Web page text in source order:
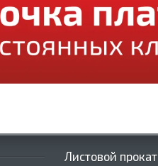
Листовой прокат